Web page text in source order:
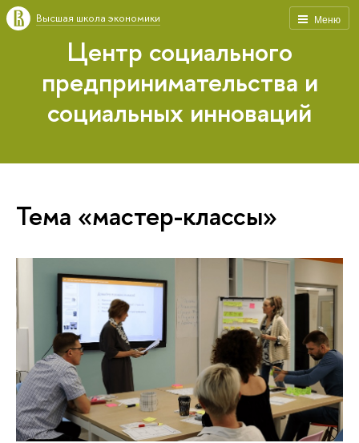
Меню
Высшая школа экономики
Центр социального
предпринимательства и
социальных инноваций
Тема «мастер-классы»